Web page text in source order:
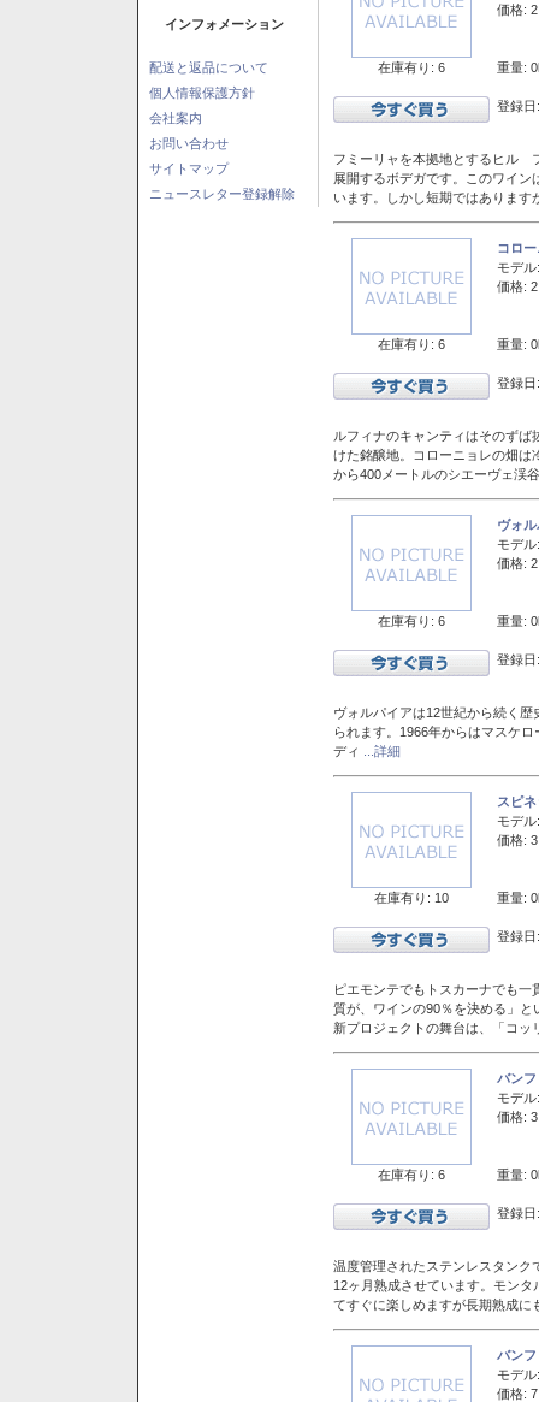
インフォメーション
配送と返品について
個人情報保護方針
会社案内
お問い合わせ
サイトマップ
ニュースレター登録解除
在庫有り: 6
価格:
重量:
登録
フミーリャを本拠地とするヒル
展開するボデガです。このワイ
います。しかし短期ではありま
在庫有り: 6
コロ
モデル:
価格:
重量:
登録
ルフィナのキャンティはそのず
けた銘醸地。コローニョレの畑は
から400メートルのシエーヴェ渓
在庫有り: 6
ヴォ
モデル:
価格:
重量:
登録
ヴォルパイアは12世紀から続く
られます。1966年からはマスケ
ディ
...詳細
在庫有り: 10
スピ
モデル:
価格:
重量:
登録
ピエモンテでもトスカーナでも
質が、ワインの90％を決める」
新プロジェクトの舞台は、「コ
在庫有り: 6
バン
モデル:
価格:
重量:
登録
温度管理されたステンレスタンク
12ヶ月熟成させています。モン
てすぐに楽しめますが長期熟成に
バン
モデル:
価格: